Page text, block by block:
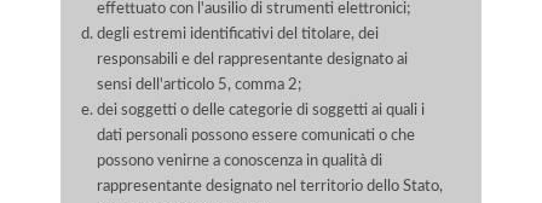
effettuato con l'ausilio di strumenti elettronici;
degli estremi identificativi del titolare, dei
responsabili e del rappresentante designato ai
sensi dell'articolo 5, comma 2;
dei soggetti o delle categorie di soggetti ai quali i
dati personali possono essere comunicati o che
possono venirne a conoscenza in qualità di
rappresentante designato nel territorio dello Stato,